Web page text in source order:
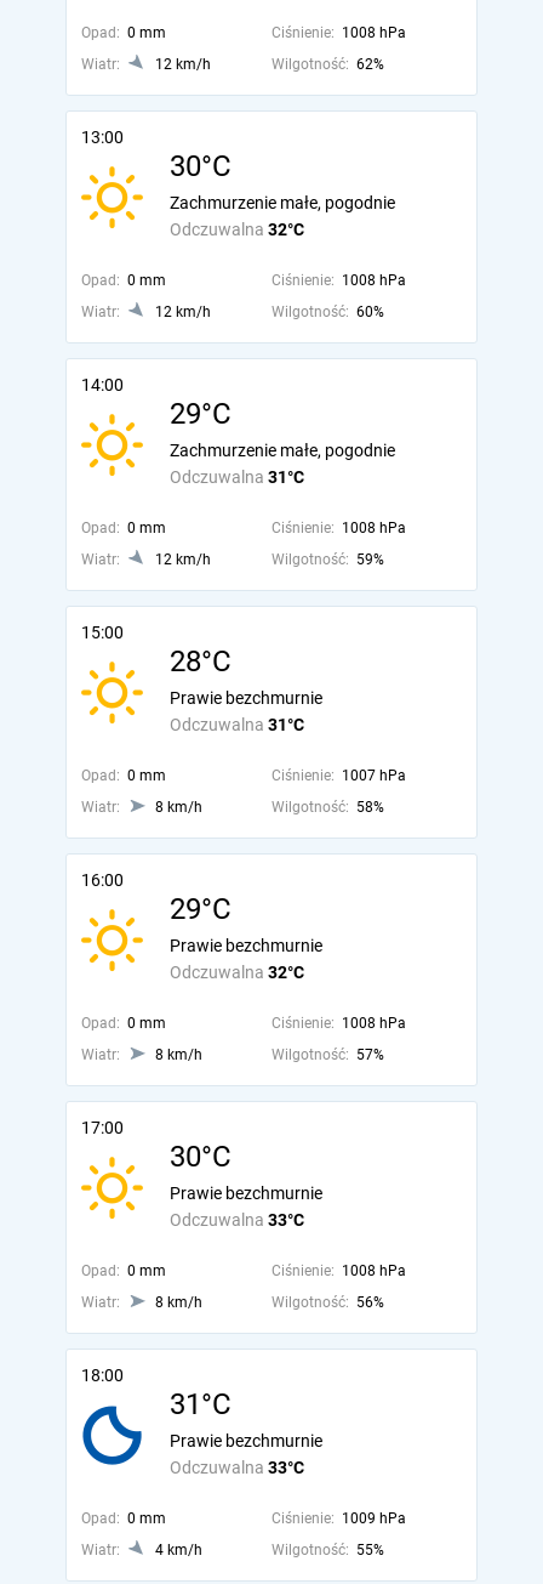
Opad: 0 mm Ciśnienie: 1008 hPa
Wiatr:
12 km/h Wilgotność: 62%
13:00
30°C
Odczuwalna 32°C
Zachmurzenie małe, pogodnie
Opad: 0 mm Ciśnienie: 1008 hPa
Wiatr:
12 km/h Wilgotność: 60%
14:00
29°C
Odczuwalna 31°C
Zachmurzenie małe, pogodnie
Opad: 0 mm Ciśnienie: 1008 hPa
Wiatr:
12 km/h Wilgotność: 59%
15:00
28°C
Odczuwalna 31°C
Prawie bezchmurnie
Opad: 0 mm Ciśnienie: 1007 hPa
Wiatr:
8 km/h Wilgotność: 58%
16:00
29°C
Odczuwalna 32°C
Prawie bezchmurnie
Opad: 0 mm Ciśnienie: 1008 hPa
Wiatr:
8 km/h Wilgotność: 57%
17:00
30°C
Odczuwalna 33°C
Prawie bezchmurnie
Opad: 0 mm Ciśnienie: 1008 hPa
Wiatr:
8 km/h Wilgotność: 56%
18:00
31°C
Odczuwalna 33°C
Prawie bezchmurnie
Opad: 0 mm Ciśnienie: 1009 hPa
Wiatr:
4 km/h Wilgotność: 55%